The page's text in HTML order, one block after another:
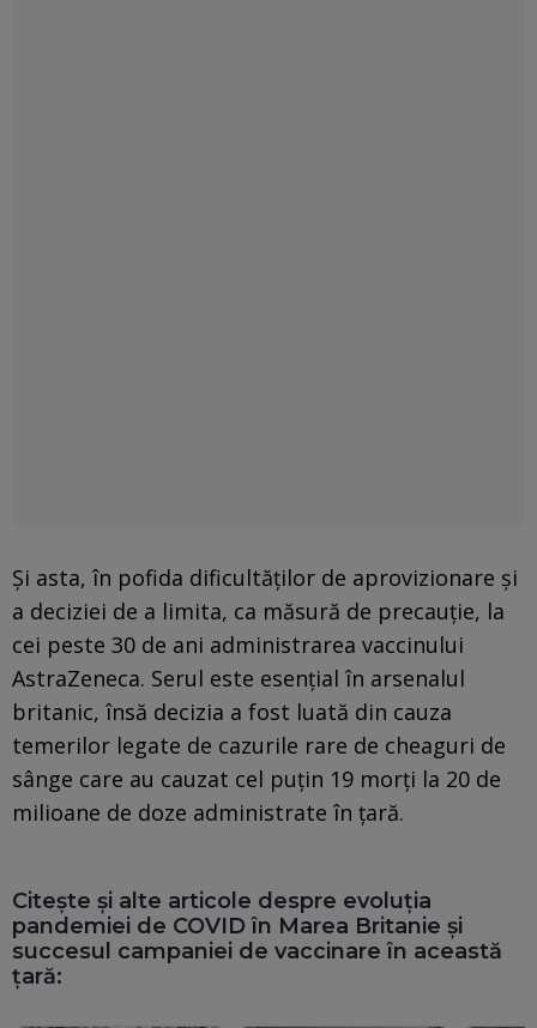
Şi asta, în pofida dificultăţilor de aprovizionare şi
a deciziei de a limita, ca măsură de precauţie, la
cei peste 30 de ani administrarea vaccinului
AstraZeneca. Serul este esenţial în arsenalul
britanic, însă decizia a fost luată din cauza
temerilor legate de cazurile rare de cheaguri de
sânge care au cauzat cel puţin 19 morţi la 20 de
milioane de doze administrate în ţară.
Citește și alte articole despre evoluția
pandemiei de COVID în Marea Britanie și
succesul campaniei de vaccinare în această
țară: